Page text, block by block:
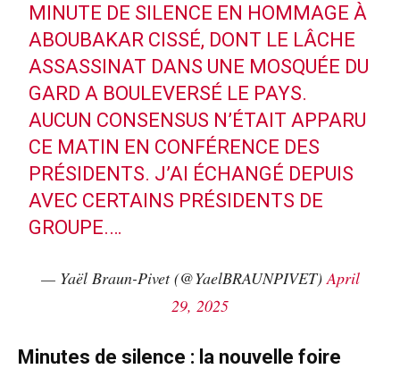
MINUTE DE SILENCE EN HOMMAGE À
ABOUBAKAR CISSÉ, DONT LE LÂCHE
ASSASSINAT DANS UNE MOSQUÉE DU
GARD A BOULEVERSÉ LE PAYS.
AUCUN CONSENSUS N’ÉTAIT APPARU
CE MATIN EN CONFÉRENCE DES
PRÉSIDENTS. J’AI ÉCHANGÉ DEPUIS
AVEC CERTAINS PRÉSIDENTS DE
GROUPE.…
— Yaël Braun-Pivet (@YaelBRAUNPIVET) April
29, 2025
Minutes de silence : la nouvelle foire